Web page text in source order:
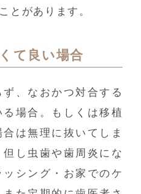
とがあります。
て良い場合
、なおかつ対合する
場合。もしくは移植
は無理に抜いてしま
し虫歯や歯周炎にな
シング・お家でのケ